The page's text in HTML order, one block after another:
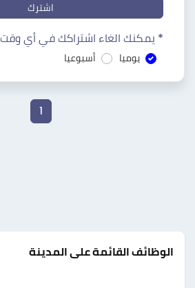
اشترك
* يمكنك الغاء اشتراكك في أي وقت
يوميا أسبوعيا
1
الوظائف القائمة على المدينة